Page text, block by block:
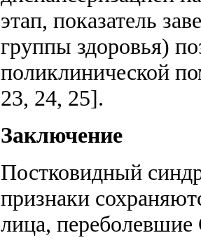
этап, показатель
группы здоровья)
поликлинической
23, 24, 25].
Заключение
Постковидный
признаки
лица,